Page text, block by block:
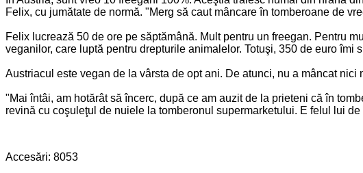
Felix, cu jumătate de normă. "Merg să caut mâncare în tomberoane de
Felix lucrează 50 de ore pe săptămână. Mult pentru un freegan. Pentru
veganilor, care luptă pentru drepturile animalelor. Totuşi, 350 de euro
Austriacul este vegan de la vârsta de opt ani. De atunci, nu a mâncat
"Mai întâi, am hotărât să încerc, după ce am auzit de la prieteni că în
revină cu coşuleţul de nuiele la tomberonul supermarketului. E felul lui
Accesări: 8053